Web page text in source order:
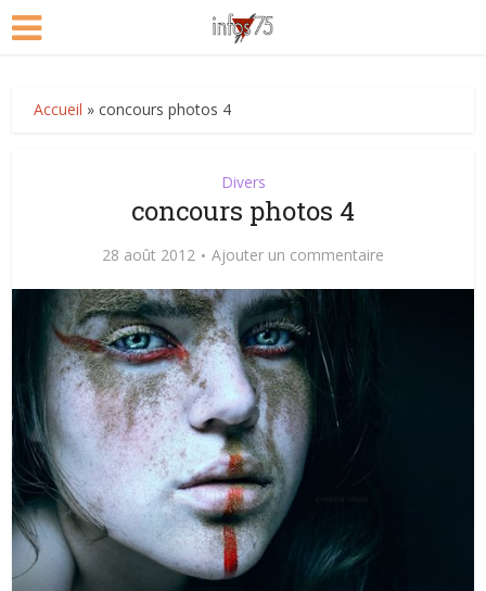
Accueil »concours photos 4
Divers
concours photos 4
28 août 2012 Ajouter un commentaire